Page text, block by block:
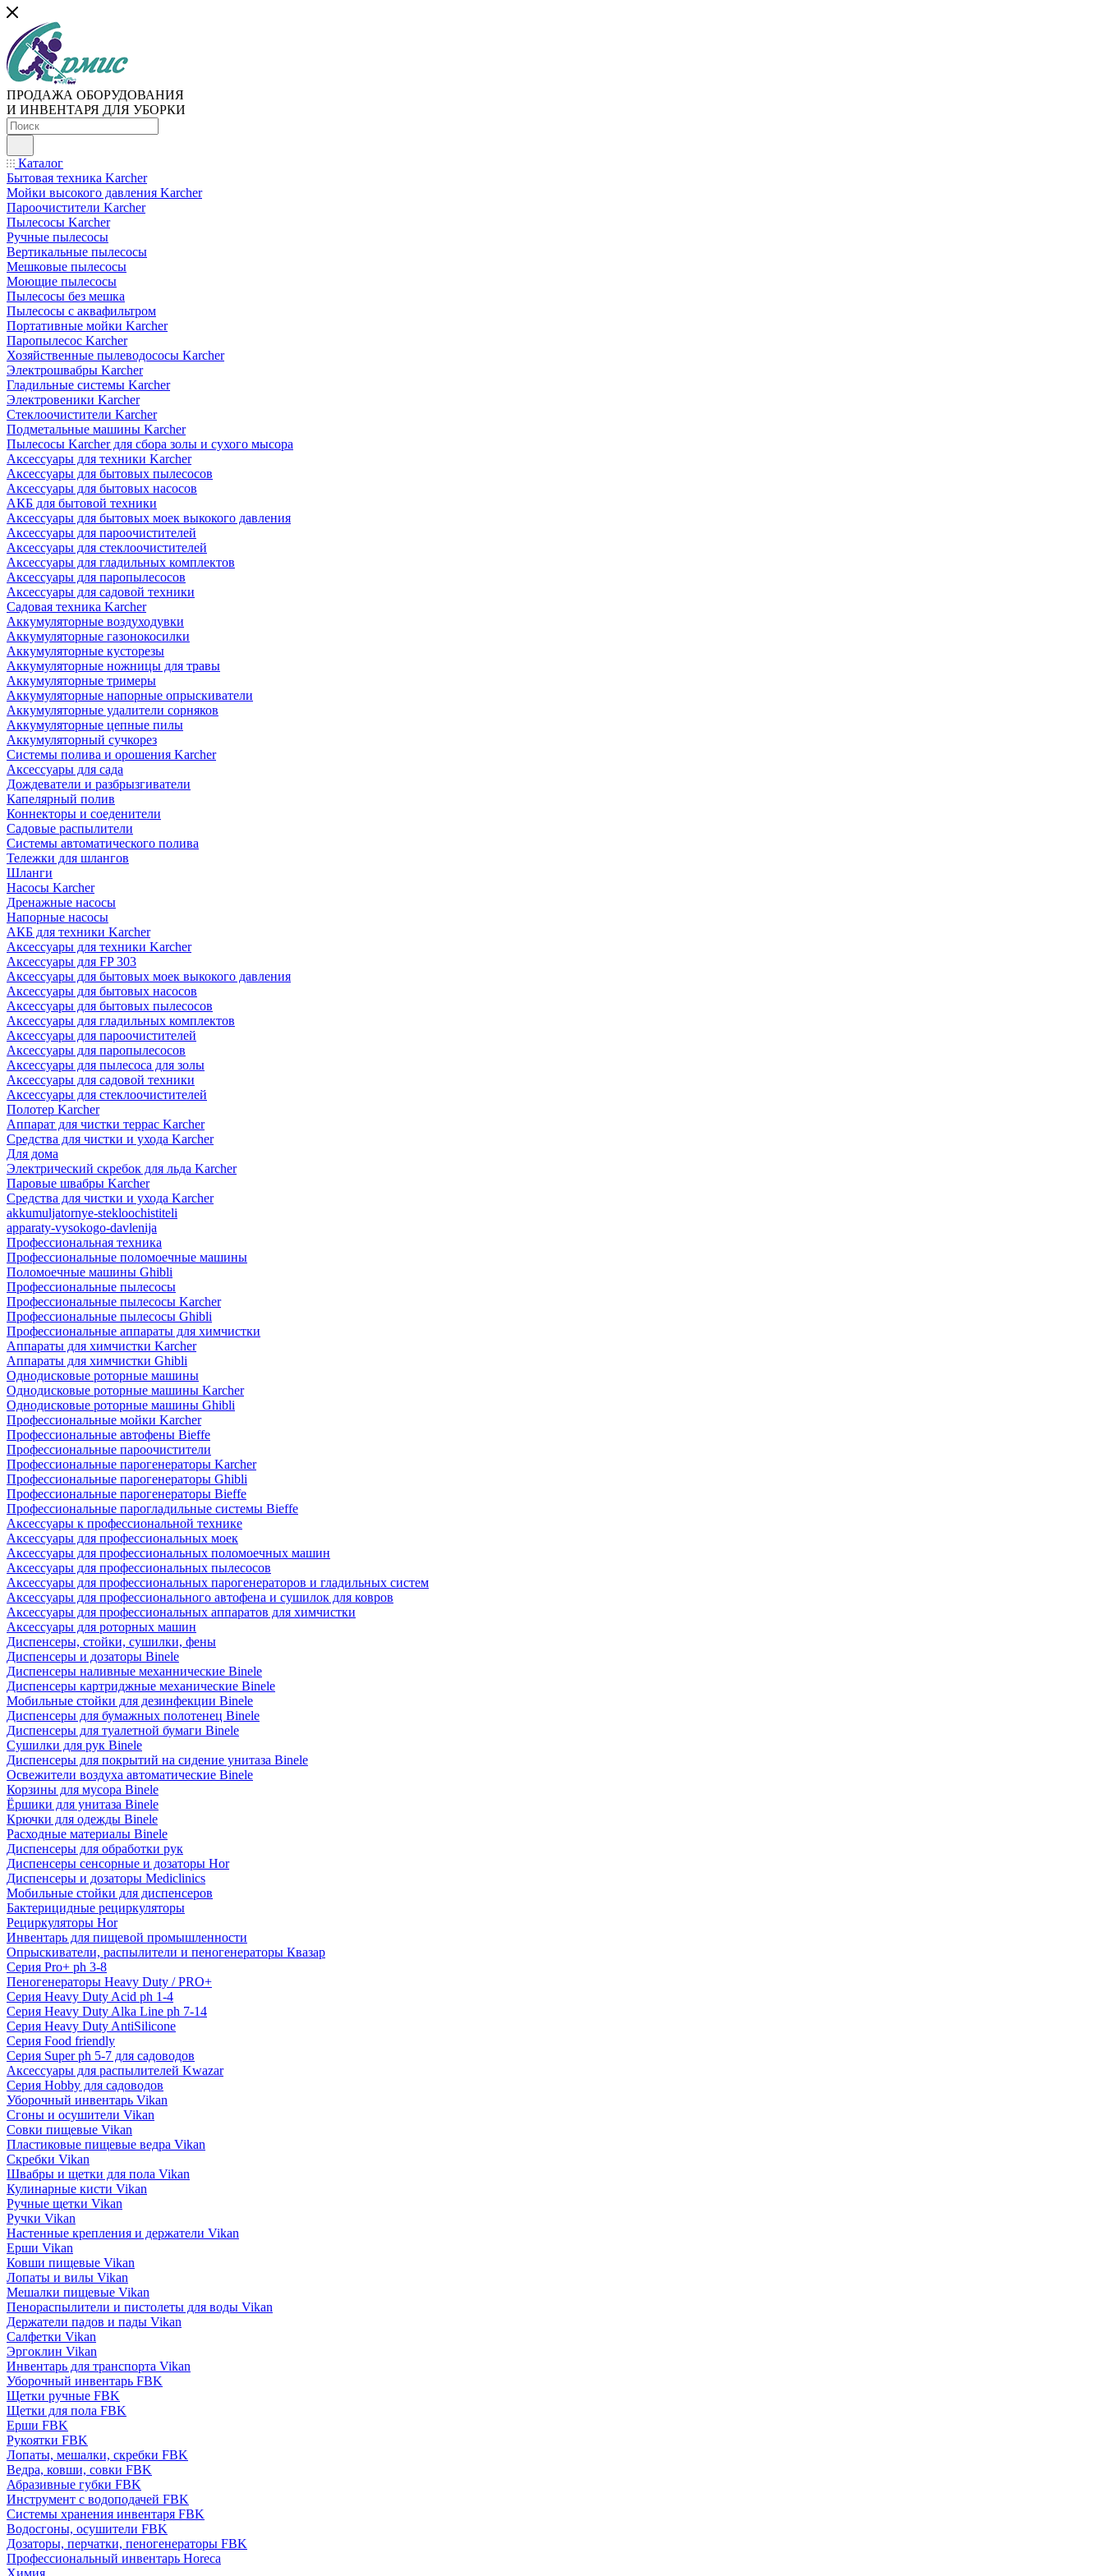
ПРОДАЖА ОБОРУДОВАНИЯ
И ИНВЕНТАРЯ ДЛЯ УБОРКИ
Каталог
Бытовая техника Karcher
Мойки высокого давления Karcher
Пароочистители Karcher
Пылесосы Karcher
Ручные пылесосы
Вертикальные пылесосы
Мешковые пылесосы
Моющие пылесосы
Пылесосы без мешка
Пылесосы с аквафильтром
Портативные мойки Karcher
Паропылесос Karcher
Хозяйственные пылеводососы Karcher
Электрошвабры Karcher
Гладильные системы Karcher
Электровеники Karcher
Стеклоочистители Karcher
Подметальные машины Karcher
Пылесосы Karcher для сбора золы и сухого мысора
Аксессуары для техники Karcher
Аксессуары для бытовых пылесосов
Аксессуары для бытовых насосов
АКБ для бытовой техники
Аксессуары для бытовых моек выкокого давления
Аксессуары для пароочистителей
Аксессуары для стеклоочистителей
Аксессуары для гладильных комплектов
Аксессуары для паропылесосов
Аксессуары для садовой техники
Садовая техника Karcher
Аккумуляторные воздуходувки
Аккумуляторные газонокосилки
Аккумуляторные кусторезы
Аккумуляторные ножницы для травы
Аккумуляторные тримеры
Аккумуляторные напорные опрыскиватели
Аккумуляторные удалители сорняков
Аккумуляторные цепные пилы
Аккумуляторный сучкорез
Системы полива и орошения Karcher
Аксессуары для сада
Дождеватели и разбрызгиватели
Капелярный полив
Коннекторы и соеденители
Садовые распылители
Системы автоматического полива
Тележки для шлангов
Шланги
Насосы Karcher
Дренажные насосы
Напорные насосы
АКБ для техники Karcher
Аксессуары для техники Karcher
Аксессуары для FP 303
Аксессуары для бытовых моек выкокого давления
Аксессуары для бытовых насосов
Аксессуары для бытовых пылесосов
Аксессуары для гладильных комплектов
Аксессуары для пароочистителей
Аксессуары для паропылесосов
Аксессуары для пылесоса для золы
Аксессуары для садовой техники
Аксессуары для стеклоочистителей
Полотер Karcher
Аппарат для чистки террас Karcher
Средства для чистки и ухода Karcher
Для дома
Электрический скребок для льда Karcher
Паровые швабры Karcher
Средства для чистки и ухода Karcher
akkumuljatornye-stekloochistiteli
apparaty-vysokogo-davlenija
Профессиональная техника
Профессиональные поломоечные машины
Поломоечные машины Ghibli
Профессиональные пылесосы
Профессиональные пылесосы Karcher
Профессиональные пылесосы Ghibli
Профессиональные аппараты для химчистки
Аппараты для химчистки Karcher
Аппараты для химчистки Ghibli
Однодисковые роторные машины
Однодисковые роторные машины Karcher
Однодисковые роторные машины Ghibli
Профессиональные мойки Karcher
Профессиональные автофены Bieffe
Профессиональные пароочистители
Профессиональные парогенераторы Karcher
Профессиональные парогенераторы Ghibli
Профессиональные парогенераторы Bieffe
Профессиональные парогладильные системы Bieffe
Аксессуары к профессиональной технике
Аксессуары для профессиональных моек
Аксессуары для профессиональных поломоечных машин
Аксессуары для профессиональных пылесосов
Аксессуары для профессиональных парогенераторов и гладильных систем
Аксессуары для профессионального автофена и сушилок для ковров
Аксессуары для профессиональных аппаратов для химчистки
Аксессуары для роторных машин
Диспенсеры, стойки, сушилки, фены
Диспенсеры и дозаторы Binele
Диспенсеры наливные механнические Binele
Диспенсеры картриджные механические Binele
Мобильные стойки для дезинфекции Binele
Диспенсеры для бумажных полотенец Binele
Диспенсеры для туалетной бумаги Binele
Сушилки для рук Binele
Диспенсеры для покрытий на сидение унитаза Binele
Освежители воздуха автоматические Binele
Корзины для мусора Binele
Ёршики для унитаза Binele
Крючки для одежды Binele
Расходные материалы Binele
Диспенсеры для обработки рук
Диспенсеры сенсорные и дозаторы Hor
Диспенсеры и дозаторы Mediclinics
Мобильные стойки для диспенсеров
Бактерицидные рециркуляторы
Рециркуляторы Hor
Инвентарь для пищевой промышленности
Опрыскиватели, распылители и пеногенераторы Квазар
Серия Pro+ ph 3-8
Пеногенераторы Heavy Duty / PRO+
Серия Heavy Duty Acid ph 1-4
Серия Heavy Duty Alka Line ph 7-14
Серия Heavy Duty AntiSilicone
Серия Food friendly
Серия Super ph 5-7 для садоводов
Аксессуары для распылителей Kwazar
Серия Hobby для садоводов
Уборочный инвентарь Vikan
Сгоны и осушители Vikan
Совки пищевые Vikan
Пластиковые пищевые ведра Vikan
Скребки Vikan
Швабры и щетки для пола Vikan
Кулинарные кисти Vikan
Ручные щетки Vikan
Ручки Vikan
Настенные крепления и держатели Vikan
Ерши Vikan
Ковши пищевые Vikan
Лопаты и вилы Vikan
Мешалки пищевые Vikan
Пенораспылители и пистолеты для воды Vikan
Держатели падов и пады Vikan
Салфетки Vikan
Эргоклин Vikan
Инвентарь для транспорта Vikan
Уборочный инвентарь FBK
Щетки ручные FBK
Щетки для пола FBK
Ерши FBK
Рукоятки FBK
Лопаты, мешалки, скребки FBK
Ведра, ковши, совки FBK
Абразивные губки FBK
Инструмент с водоподачей FBK
Системы хранения инвентаря FBK
Водосгоны, осушители FBK
Дозаторы, перчатки, пеногенераторы FBK
Профессиональный инвентарь Horeca
Химия